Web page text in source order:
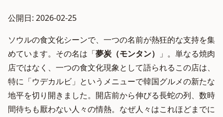
公開日: 2026-02-25
ソウルの食文化シーンで、一つの名前が熱狂的な支持を集
めています。その名は「夢炭（モンタン）
」。単なる焼肉
店ではなく、一つの食文化現象として語られるこの店は、
特に「ウデカルビ」というメニューで韓国グルメの新たな
地平を切り開きました。開店前から伸びる長蛇の列、数時
間待ちも厭わない人々の情熱。なぜ人々はこれほどまでに